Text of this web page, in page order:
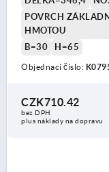
POVRCH
HMOTOU
B=30
H=65
Objednací číslo:
CZK710.42
bez DPH
plus náklady na dopravu